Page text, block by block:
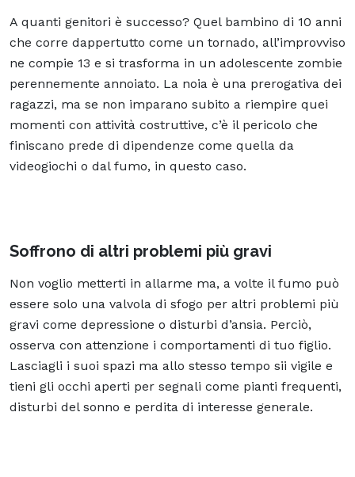
A quanti genitori è successo? Quel bambino di 10 anni
che corre dappertutto come un tornado, all’improvviso
ne compie 13 e si trasforma in un adolescente zombie
perennemente annoiato. La noia è una prerogativa dei
ragazzi, ma se non imparano subito a riempire quei
momenti con attività costruttive, c’è il pericolo che
finiscano prede di dipendenze come quella da
videogiochi o dal fumo, in questo caso.
Soffrono di altri problemi più gravi
Non voglio metterti in allarme ma, a volte il fumo può
essere solo una valvola di sfogo per altri problemi più
gravi come depressione o disturbi d’ansia. Perciò,
osserva con attenzione i comportamenti di tuo figlio.
Lasciagli i suoi spazi ma allo stesso tempo sii vigile e
tieni gli occhi aperti per segnali come pianti frequenti,
disturbi del sonno e perdita di interesse generale.